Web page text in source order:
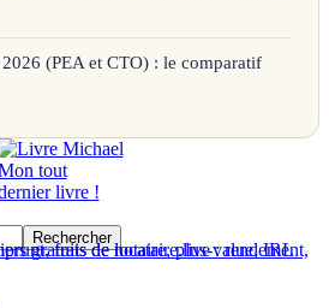
(PEA et CTO) : le comparatif
tout
livre !
Rechercher